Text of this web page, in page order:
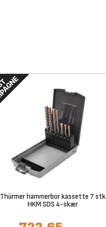
Thürmer hammerbor kassette 7 stk
HKM SDS 4-skær